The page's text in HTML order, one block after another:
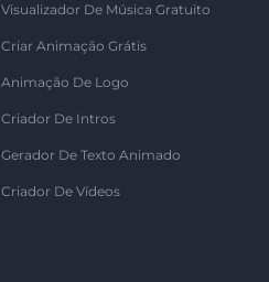
Visualizador De Música Gratuito
Criar Animação Grátis
Animação De Logo
Criador De Intros
Gerador De Texto Animado
Criador De Vídeos